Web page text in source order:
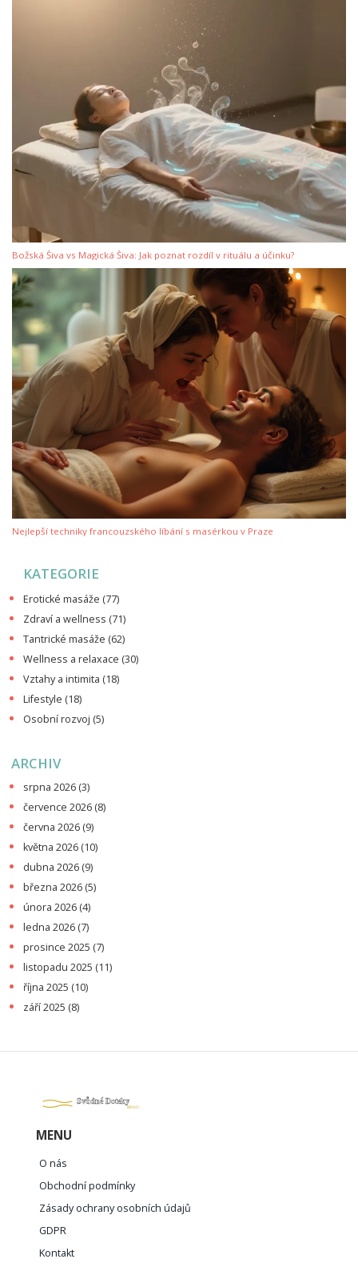
Božská Šiva vs Magická Šiva: Jak poznat rozdíl v rituálu a účinku?
Nejlepší techniky francouzského líbání s masérkou v Praze
KATEGORIE
Erotické masáže (77)
Zdraví a wellness (71)
Tantrické masáže (62)
Wellness a relaxace (30)
Vztahy a intimita (18)
Lifestyle (18)
Osobní rozvoj (5)
ARCHIV
srpna 2026 (3)
července 2026 (8)
června 2026 (9)
května 2026 (10)
dubna 2026 (9)
března 2026 (5)
února 2026 (4)
ledna 2026 (7)
prosince 2025 (7)
listopadu 2025 (11)
října 2025 (10)
září 2025 (8)
MENU
O nás
Obchodní podmínky
Zásady ochrany osobních údajů
GDPR
Kontakt